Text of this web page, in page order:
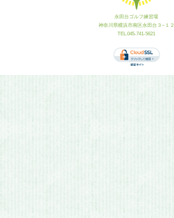
永田台ゴルフ練習場
神奈川県横浜市南区永田台３−１２
TEL.045-741-5621